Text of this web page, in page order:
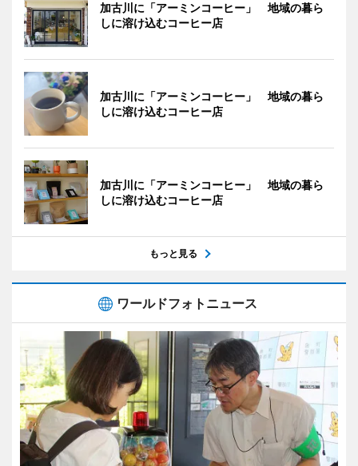
加古川に「アーミンコーヒー」 地域の暮ら
しに溶け込むコーヒー店
加古川に「アーミンコーヒー」 地域の暮ら
しに溶け込むコーヒー店
加古川に「アーミンコーヒー」 地域の暮ら
しに溶け込むコーヒー店
もっと見る
ワールドフォトニュース